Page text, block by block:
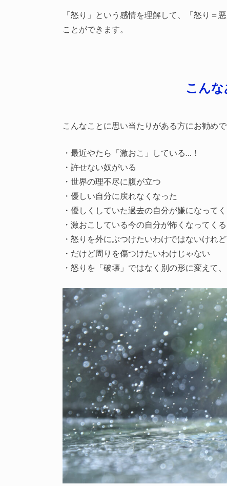
「怒り」という感情を理解して、「怒り＝
ことができます。
こん
こんなことに思い当たりがある方にお勧めで
・最近やたら「激おこ」している…！
・許せない奴がいる
・世界の理不尽に腹が立つ
・優しい自分に戻れなくなった
・優しくしていた過去の自分が嫌になって
・激おこしている今の自分が怖くなってくる
・怒りを外にぶつけたいわけではないけれ
・だけど周りを傷つけたいわけじゃない
・怒りを「破壊」ではなく別の形に変えて